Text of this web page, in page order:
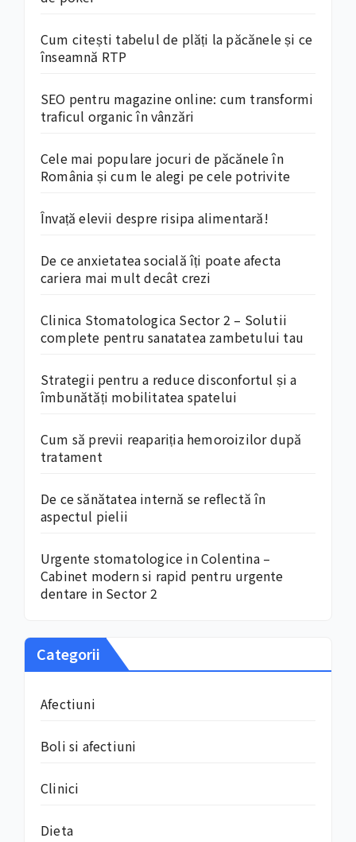
Cum citești tabelul de plăți la păcănele și ce
înseamnă RTP
SEO pentru magazine online: cum transformi
traficul organic în vânzări
Cele mai populare jocuri de păcănele în
România și cum le alegi pe cele potrivite
Învață elevii despre risipa alimentară!
De ce anxietatea socială îți poate afecta
cariera mai mult decât crezi
Clinica Stomatologica Sector 2 – Solutii
complete pentru sanatatea zambetului tau
Strategii pentru a reduce disconfortul și a
îmbunătăți mobilitatea spatelui
Cum să previi reapariția hemoroizilor după
tratament
De ce sănătatea internă se reflectă în
aspectul pielii
Urgente stomatologice in Colentina –
Cabinet modern si rapid pentru urgente
dentare in Sector 2
Categorii
Afectiuni
Boli si afectiuni
Clinici
Dieta